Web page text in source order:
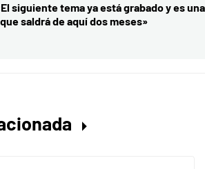
siguiente tema ya está grabado y es una
saldrá de aquí dos meses»